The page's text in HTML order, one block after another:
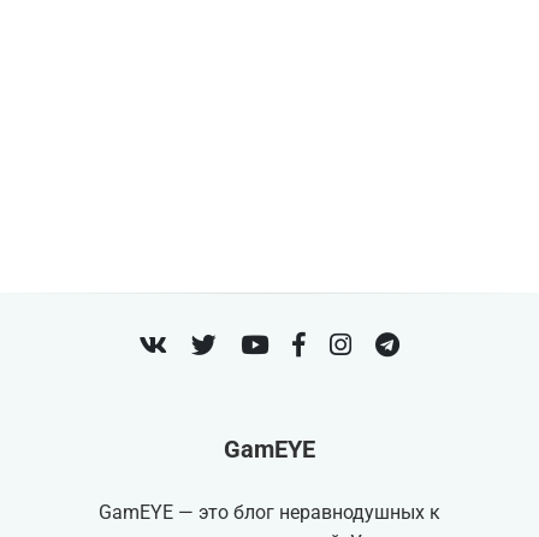
GamEYE
GamEYE — это блог неравнодушных к